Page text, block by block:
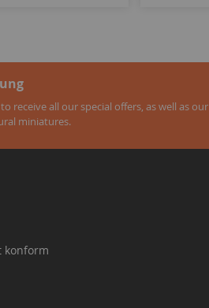
receive all our special offers, as well as our
miniatures.
konform